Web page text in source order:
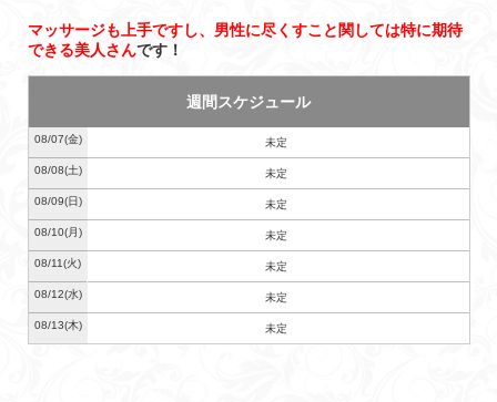
マッサージも上手ですし、男性に尽くすこと関しては特に期待
できる美人さんです！
週間スケジュール
08/07(金)
08/08(土)
08/09(日)
08/10(月)
08/11(火)
08/12(水)
08/13(木)
未定
未定
未定
未定
未定
未定
未定